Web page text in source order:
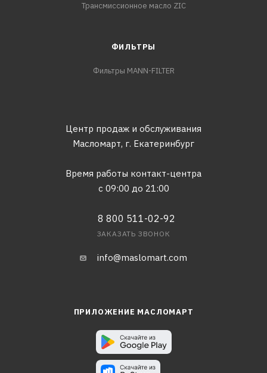
Трансмиссионное масло ZIC
ФИЛЬТРЫ
Фильтры MANN-FILTER
Центр продаж и обслуживания
Масломарт, г. Екатеринбург
Время работы контакт-центра
с 09:00 до 21:00
8 800 511-02-92
ЗАКАЗАТЬ ЗВОНОК
info@maslomart.com
ПРИЛОЖЕНИЕ МАСЛОМАРТ